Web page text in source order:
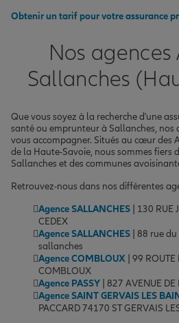
Obtenir un tarif pour votre assurance
Nos
Sallanches
Que vous soyez à la recherche d'une
santé ou emprunteur à Sallanches,
vous accompagner. Situés au cœur des
de la Haute-Savoie, nous sommes fiers
Sallanches et des communes
Retrouvez-nous dans nos différentes
Agence SALLANCHES | 130 RUE
CEDEX
Agence SALLANCHES | 88 rue
sallanches
Agence COMBLOUX | 99
COMBLOUX
Agence PASSY | 827 AVENUE
Agence SAINT GERVAIS LES
PACCARD 74170 ST GERVAIS